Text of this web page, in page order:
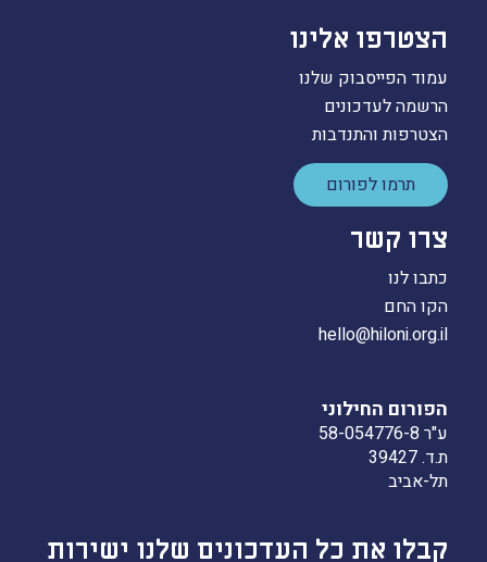
הצטרפו אלינו
עמוד הפייסבוק שלנו
הרשמה לעדכונים
הצטרפות והתנדבות
תרמו לפורום
צרו קשר
כתבו לנו
הקו החם
hello@hiloni.org.il
קבלו את כל העדכונים שלנו ישירות
הפורום החילוני
ע"ר 58-054776-8
ת.ד. 39427
תל-אביב